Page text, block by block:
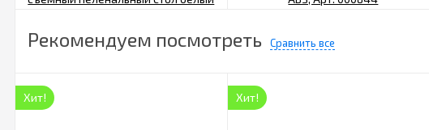
Рекомендуем посмотреть Сравнить все
Хит! Хит!